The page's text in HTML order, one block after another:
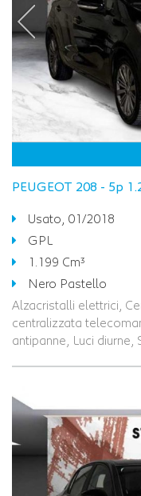
PEUGEOT 208 - 5p
Usato, 01/2018
GPL
1.199 Cm³
Nero Pastello
Alzacristalli elettrici,
centralizzata
antipanne, Luci diurne,